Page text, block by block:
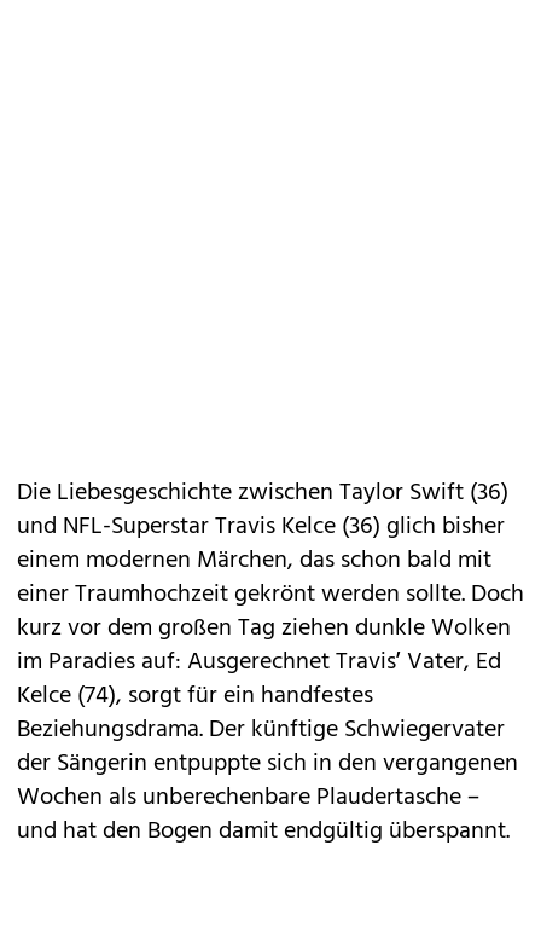
Die Liebesgeschichte zwischen Taylor Swift (36)
und NFL-Superstar Travis Kelce (36) glich bisher
einem modernen Märchen, das schon bald mit
einer Traumhochzeit gekrönt werden sollte. Doch
kurz vor dem großen Tag ziehen dunkle Wolken
im Paradies auf: Ausgerechnet Travis’ Vater, Ed
Kelce (74), sorgt für ein handfestes
Beziehungsdrama. Der künftige Schwiegervater
der Sängerin entpuppte sich in den vergangenen
Wochen als unberechenbare Plaudertasche –
und hat den Bogen damit endgültig überspannt.